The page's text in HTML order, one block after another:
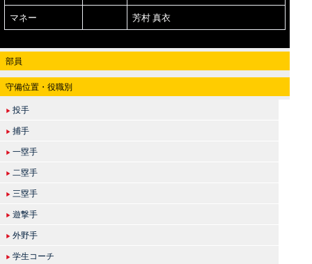
マネー 芳村 真衣
部員
守備位置・役職別
▶ 投手
▶ 捕手
▶ 一塁手
▶ 二塁手
▶ 三塁手
▶ 遊撃手
▶ 外野手
▶ 学生コーチ